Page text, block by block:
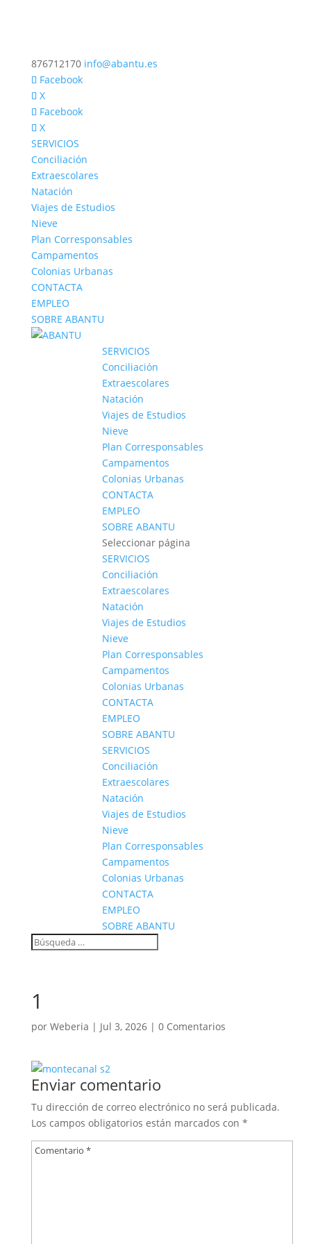
876712170 info@abantu.es
Facebook
X
Facebook
X
SERVICIOS
Conciliación
Extraescolares
Natación
Viajes de Estudios
Nieve
Plan Corresponsables
Campamentos
Colonias Urbanas
CONTACTA
EMPLEO
SOBRE ABANTU
SERVICIOS
Conciliación
Extraescolares
Natación
Viajes de Estudios
Nieve
Plan Corresponsables
Campamentos
Colonias Urbanas
CONTACTA
EMPLEO
SOBRE ABANTU
Seleccionar página
SERVICIOS
Conciliación
Extraescolares
Natación
Viajes de Estudios
Nieve
Plan Corresponsables
Campamentos
Colonias Urbanas
CONTACTA
EMPLEO
SOBRE ABANTU
SERVICIOS
Conciliación
Extraescolares
Natación
Viajes de Estudios
Nieve
Plan Corresponsables
Campamentos
Colonias Urbanas
CONTACTA
EMPLEO
SOBRE ABANTU
1
por Weberia | Jul 3, 2026| 0 Comentarios
Enviar comentario
Tu dirección de correo electrónico no será publicada.
Los campos obligatorios están marcados con *